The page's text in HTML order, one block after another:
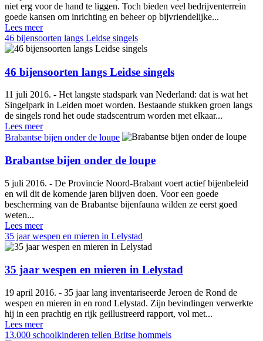
niet erg voor de hand te liggen. Toch bieden veel bedrijventerrein
goede kansen om inrichting en beheer op bijvriendelijke...
Lees meer
46 bijensoorten langs Leidse singels
46 bijensoorten langs Leidse singels
11 juli 2016. - Het langste stadspark van Nederland: dat is wat het
Singelpark in Leiden moet worden. Bestaande stukken groen langs
de singels rond het oude stadscentrum worden met elkaar...
Lees meer
Brabantse bijen onder de loupe
Brabantse bijen onder de loupe
5 juli 2016. - De Provincie Noord-Brabant voert actief bijenbeleid
en wil dit de komende jaren blijven doen. Voor een goede
bescherming van de Brabantse bijenfauna wilden ze eerst goed
weten...
Lees meer
35 jaar wespen en mieren in Lelystad
35 jaar wespen en mieren in Lelystad
19 april 2016. - 35 jaar lang inventariseerde Jeroen de Rond de
wespen en mieren in en rond Lelystad. Zijn bevindingen verwerkte
hij in een prachtig en rijk geillustreerd rapport, vol met...
Lees meer
13.000 schoolkinderen tellen Britse hommels